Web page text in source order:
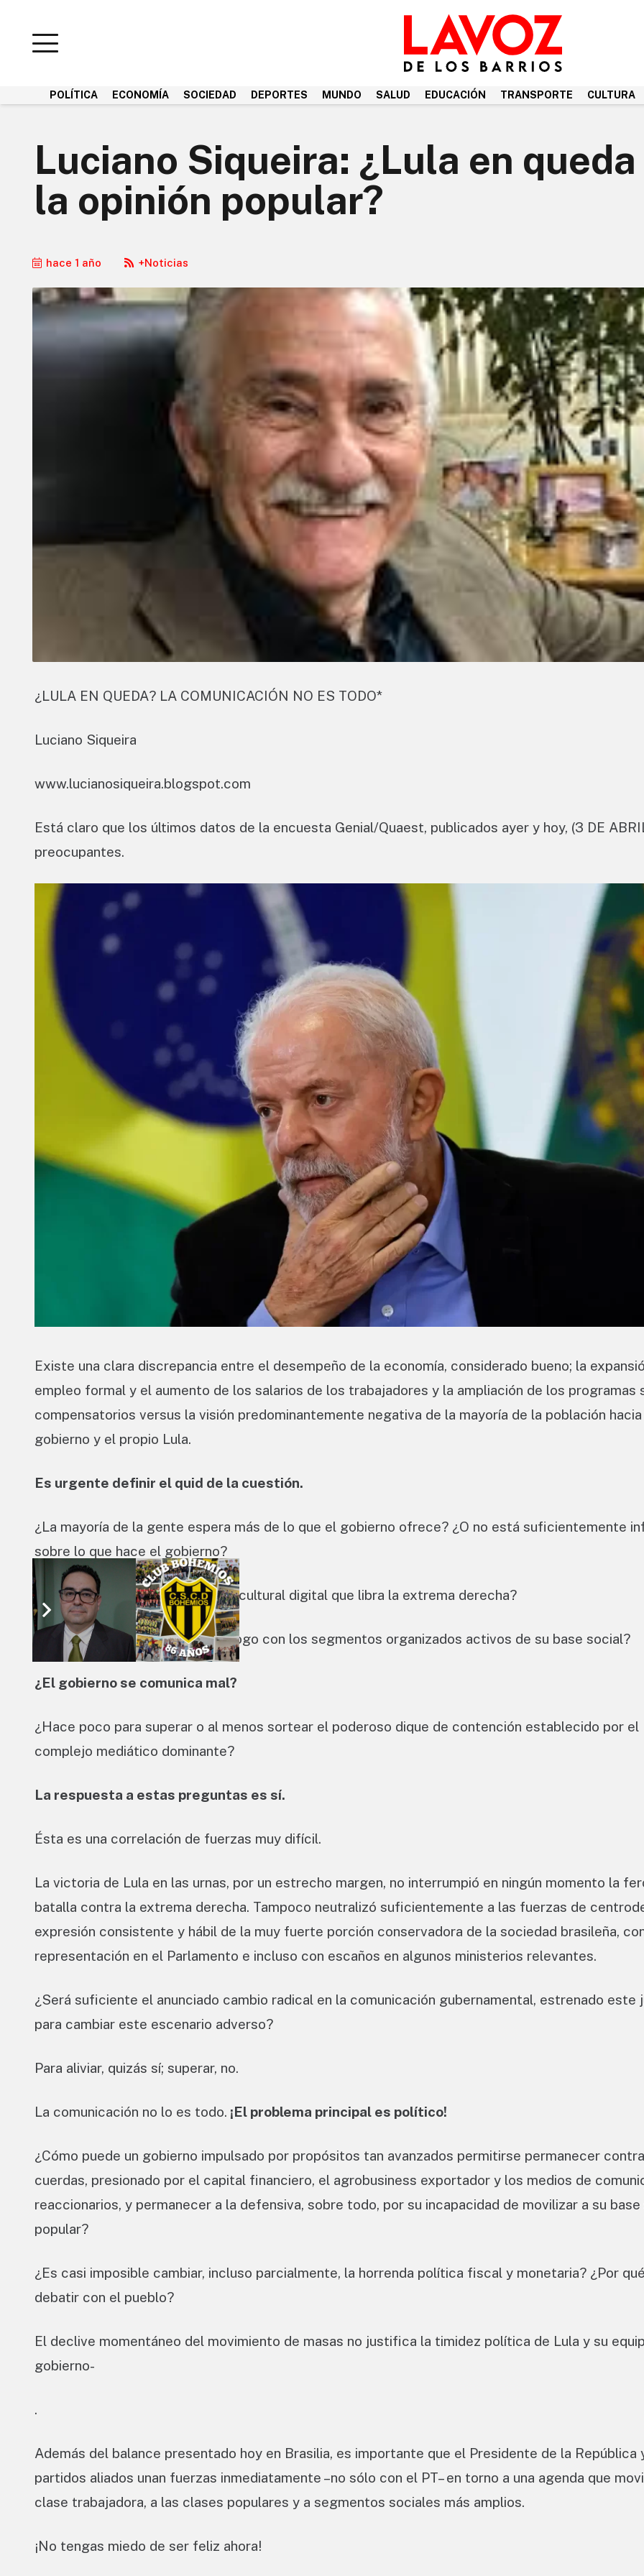
POLÍTICA ECONOMÍA SOCIEDAD DEPORTES MUNDO SALUD EDUCACIÓN TRANSPORTE CULTURA
Luciano Siqueira: ¿Lula en queda
la opinión popular?
hace 1 año +Noticias
¿LULA EN QUEDA? LA COMUNICACIÓN NO ES TODO*
Luciano Siqueira
www.lucianosiqueira.blogspot.com
Está claro que los últimos datos de la encuesta Genial/Quaest, publicados ayer y hoy, (3 DE
preocupantes.
Existe una clara discrepancia entre el desempeño de la economía, considerado bueno; la
empleo formal y el aumento de los salarios de los trabajadores y la ampliación de los programas
compensatorios versus la visión predominantemente negativa de la mayoría de la población
gobierno y el propio Lula.
Es urgente definir el quid de la cuestión.
¿La mayoría de la gente espera más de lo que el gobierno ofrece? ¿O no está suficientemente
sobre lo que hace el gobierno?
¿Está pasando factura la guerra cultural digital que libra la extrema derecha?
¿El gobierno mantiene poco diálogo con los segmentos organizados activos de su base social?
¿El gobierno se comunica mal?
¿Hace poco para superar o al menos sortear el poderoso dique de contención establecido por el
complejo mediático dominante?
La respuesta a estas preguntas es sí.
Ésta es una correlación de fuerzas muy difícil.
La victoria de Lula en las urnas, por un estrecho margen, no interrumpió en ningún momento la
batalla contra la extrema derecha. Tampoco neutralizó suficientemente a las fuerzas de
expresión consistente y hábil de la muy fuerte porción conservadora de la sociedad brasileña,
representación en el Parlamento e incluso con escaños en algunos ministerios relevantes.
¿Será suficiente el anunciado cambio radical en la comunicación gubernamental, estrenado este
para cambiar este escenario adverso?
Para aliviar, quizás sí; superar, no.
La comunicación no lo es todo. ¡El problema principal es político!
¿Cómo puede un gobierno impulsado por propósitos tan avanzados permitirse permanecer
cuerdas, presionado por el capital financiero, el agrobusiness exportador y los medios de
reaccionarios, y permanecer a la defensiva, sobre todo, por su incapacidad de movilizar a su
popular?
¿Es casi imposible cambiar, incluso parcialmente, la horrenda política fiscal y monetaria? ¿Por
debatir con el pueblo?
El declive momentáneo del movimiento de masas no justifica la timidez política de Lula y su
gobierno-
.
Además del balance presentado hoy en Brasilia, es importante que el Presidente de la República
partidos aliados unan fuerzas inmediatamente –no sólo con el PT– en torno a una agenda que
clase trabajadora, a las clases populares y a segmentos sociales más amplios.
¡No tengas miedo de ser feliz ahora!